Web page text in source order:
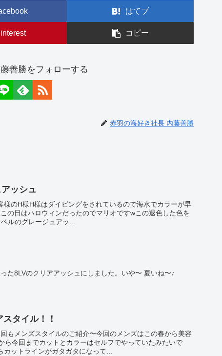
はてブ
コピー
善勝をフォローする
赤羽の海好き社長 内藤善勝
ッシュ
のH様H様はダイビングをされているので海水でカラーが早
の日はハロウィンだったのでマリオですwこの退色した色を
ルのグレージュアッ...
た8LVのクリアアッシュにしました。いや〜 夏いね〜♪
タイル！！
もメンズスタイルのご紹介〜今回のメンズはこの春から美容
ら今回までカットとカラーはセルフでやっていたみたいで
ットラインがガタガタになって...